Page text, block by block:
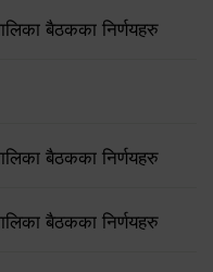
बैठकका निर्णयहरु
बैठकका निर्णयहरु
बैठकका निर्णयहरु